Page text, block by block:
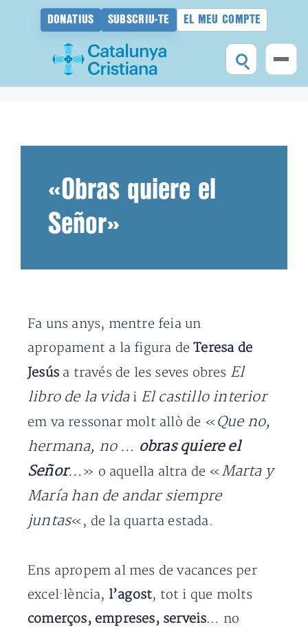
DONATIUS SUBSCRIU-TE EL MEU COMPTE
«Obras quiere el
Señor»
Fa uns anys, mentre feia un
apropament a la figura deTeresa de
Jesús a través de les seves obres El
libro de la vidai El castillo interior
em va ressonar molt allò de «Que no,
hermana, no … obras quiere el
Señor…» o aquella altra de «Marta y
María han de andar siempre
juntas«, de la quarta estada.
Ens apropem al mes de vacances per
excel·lència, l’agost, tot i que molts
comerços, empreses, serveis… no